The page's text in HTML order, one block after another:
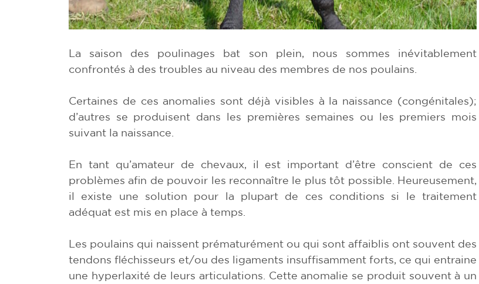
La saison des poulinages bat son plein, nous sommes inévitablement
confrontés à des troubles au niveau des membres de nos poulains.
Certaines de ces anomalies sont déjà visibles à la naissance (congénitales);
d’autres se produisent dans les premières semaines ou les premiers mois
suivant la naissance.
En tant qu’amateur de chevaux, il est important d’être conscient de ces
problèmes afin de pouvoir les reconnaître le plus tôt possible. Heureusement,
il existe une solution pour la plupart de ces conditions si le traitement
adéquat est mis en place à temps.
Les poulains qui naissent prématurément ou qui sont affaiblis ont souvent des
tendons fléchisseurs et/ou des ligaments insuffisamment forts, ce qui entraine
une hyperlaxité de leurs articulations. Cette anomalie se produit souvent à un